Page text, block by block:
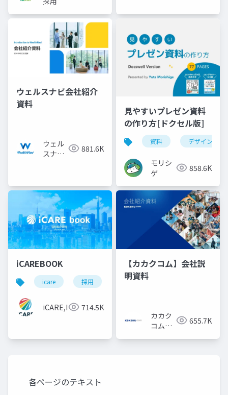
ウェルスナビ会社紹介
資料
ウェル
スナビ
881.6K
見やすいプレゼン資料
の作り方[ドクセル版]
資料 デザイン
モリシ
ゲ
858.6K
iCAREBOOK
icare 採用 カルチャーデック
iCARE,Inc 714.5K
【カカクコム】会社説
明資料
カカク
コム採
655.7K
各ページのテキスト